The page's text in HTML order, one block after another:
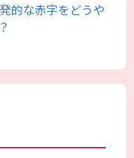
的な赤字をどうや